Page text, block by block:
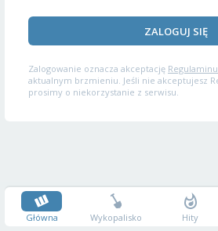
ZALOGUJ SIĘ
Zalogowanie oznacza akceptację
aktualnym brzmieniu. Jeśli nie akceptujesz
prosimy o niekorzystanie z serwisu.
Główna Wykopalisko Hity